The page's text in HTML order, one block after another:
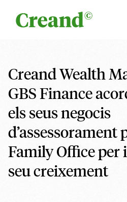
Creand Wealth
GBS Finance
els seus negocis
Family Office per
seu creixement